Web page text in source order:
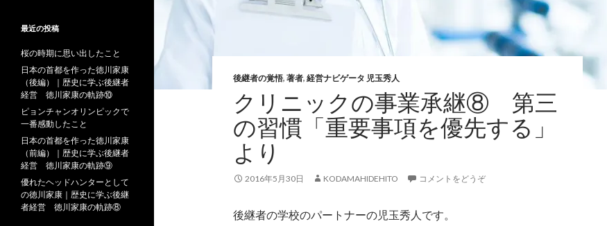
後継者の覚悟, 著者, 経営ナビゲータ 児玉秀人
クリニックの事業承継⑧ 第三
の習慣「重要事項を優先する」
より
2016年5月30日 KODAMAHIDEHITO コメントをどうぞ
後継者の学校のパートナーの児玉秀人です。
最近の投稿
桜の時期に思い出したこと
日本の首都を作った徳川家康
（後編）｜歴史に学ぶ後継者
経営 徳川家康の軌跡⑩
ピョンチャンオリンピックで
一番感動したこと
日本の首都を作った徳川家康
（前編）｜歴史に学ぶ後継者
経営 徳川家康の軌跡⑨
優れたヘッドハンターとして
の徳川家康｜歴史に学ぶ後継
者経営 徳川家康の軌跡⑧